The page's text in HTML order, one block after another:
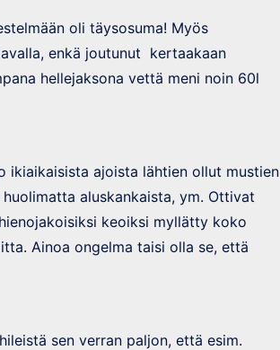
oli täysosuma! Myös
enkä joutunut kertaakaan
hellejaksona vettä meni noin 60l
ikiaikaisista ajoista lähtien ollut mustien
aluskankaista, ym. Ottivat
keoiksi myllätty koko
Ainoa ongelma taisi olla se, että
sen verran paljon, että esim.